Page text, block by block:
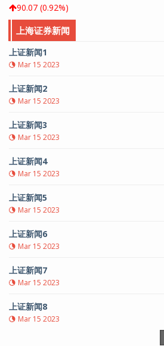
90.07 (0.92%)
上海证券新闻
上证新闻1
Mar 15 2023
上证新闻2
Mar 15 2023
上证新闻3
Mar 15 2023
上证新闻4
Mar 15 2023
上证新闻5
Mar 15 2023
上证新闻6
Mar 15 2023
上证新闻7
Mar 15 2023
上证新闻8
Mar 15 2023